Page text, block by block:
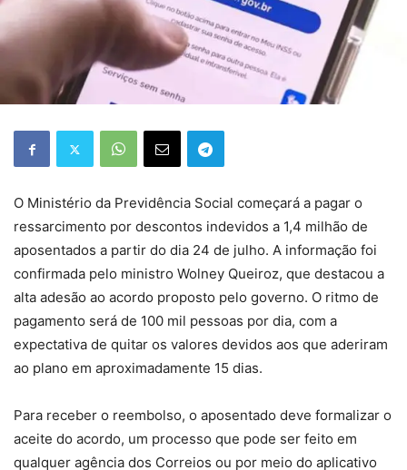
O Ministério da Previdência Social começará a pagar o
ressarcimento por descontos indevidos a 1,4 milhão de
aposentados a partir do dia 24 de julho. A informação foi
confirmada pelo ministro Wolney Queiroz, que destacou a
alta adesão ao acordo proposto pelo governo. O ritmo de
pagamento será de 100 mil pessoas por dia, com a
expectativa de quitar os valores devidos aos que aderiram
ao plano em aproximadamente 15 dias.
Para receber o reembolso, o aposentado deve formalizar o
aceite do acordo, um processo que pode ser feito em
qualquer agência dos Correios ou por meio do aplicativo